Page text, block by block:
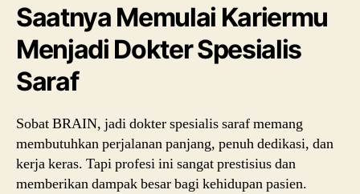
Saatnya Memulai Kariermu
Menjadi Dokter Spesialis
Saraf
Sobat BRAIN, jadi dokter spesialis saraf memang
membutuhkan perjalanan panjang, penuh dedikasi, dan
kerja keras. Tapi profesi ini sangat prestisius dan
memberikan dampak besar bagi kehidupan pasien.